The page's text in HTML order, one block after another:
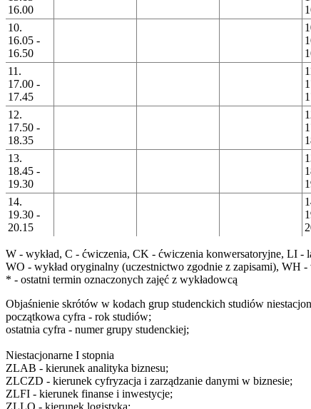
16.00
10.
16.05 -
16.50
11.
17.00 -
17.45
12.
17.50 -
18.35
13.
18.45 -
19.30
14.
19.30 -
20.15
W - wykład, C - ćwiczenia, CK - ćwiczenia konwersatoryjne, LI -
WO - wykład oryginalny (uczestnictwo zgodnie z zapisami), WH -
* - ostatni termin oznaczonych zajęć z wykładowcą
Objaśnienie skrótów w kodach grup studenckich studiów
początkowa cyfra - rok studiów;
ostatnia cyfra - numer grupy studenckiej;
Niestacjonarne I stopnia
ZLAB - kierunek analityka biznesu;
ZLCZD - kierunek cyfryzacja i zarządzanie danymi w biznesie;
ZLFI - kierunek finanse i inwestycje;
ZLLO - kierunek logistyka;